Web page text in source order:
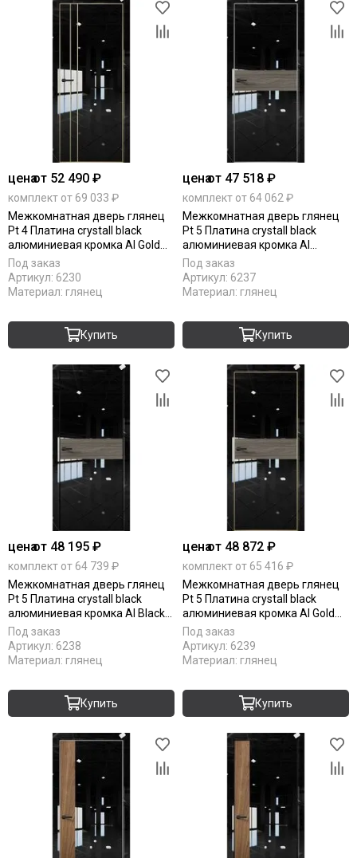
ценаот 52 490 ₽
комплект от 69 033 ₽
Межкомнатная дверь глянец
Pt 4 Платина crystall black
алюминиевая кромка Al Gold
Edition глухая
Под заказ
Артикул: 6230
Материал: глянец
Купить
ценаот 47 518 ₽
комплект от 64 062 ₽
Межкомнатная дверь глянец
Pt 5 Платина crystall black
алюминиевая кромка Al
вставка дуб миндаль
Под заказ
Артикул: 6237
Материал: глянец
Купить
ценаот 48 195 ₽
комплект от 64 739 ₽
Межкомнатная дверь глянец
Pt 5 Платина crystall black
алюминиевая кромка Al Black
Edition вставка дуб миндаль
Под заказ
Артикул: 6238
Материал: глянец
Купить
ценаот 48 872 ₽
комплект от 65 416 ₽
Межкомнатная дверь глянец
Pt 5 Платина crystall black
алюминиевая кромка Al Gold
Edition вставка дуб миндаль
Под заказ
Артикул: 6239
Материал: глянец
Купить